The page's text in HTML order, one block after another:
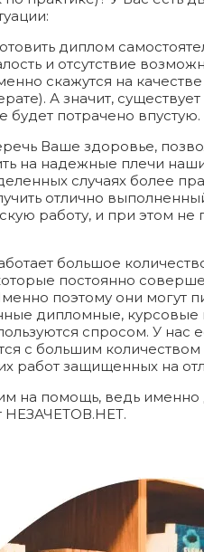
диплом
и отсутствие
скажутся на
А значит,
будет потрачено впустую.
Ваше здоровье,
на надежные плечи
случаях более
отлично
работу, и при этом не
большое
постоянно
поэтому они могут
дипломные, курсовые
спросом. У нас
с большим
работ защищенных на
на помощь, ведь именно
НЕЗАЧЕТОВ.НЕТ.